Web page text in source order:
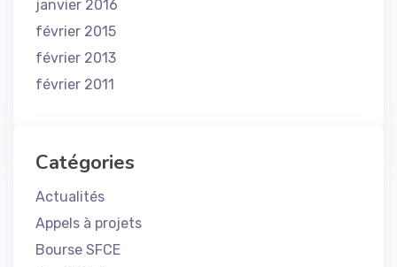
janvier 2016
février 2015
février 2013
février 2011
Catégories
Actualités
Appels à projets
Bourse SFCE